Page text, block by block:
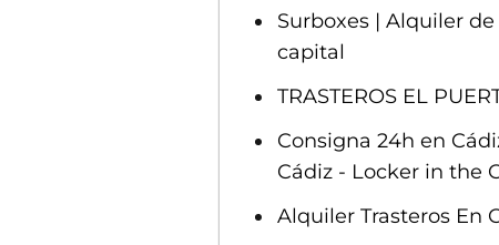
Surboxes | Alquiler
capital
TRASTEROS EL
Consigna 24h en
Cádiz - Locker in the
Alquiler Trasteros En